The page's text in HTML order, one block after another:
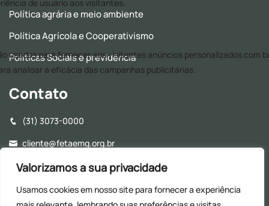
Valorizamos a sua privacidade
Usamos cookies em nosso site para fornecer a experiência
Política agrária e meio ambiente
Política Agrícola e Cooperativismo
Políticas Sociais e previdência
Contato
(31) 3073-0000
cliente@fetaemg.org.br
Rua Álvares Maciel, 154, Santa Efigênia - CEP: 30150-250 -
Horário de Funcionamento - 8h às 17h (Almoço: 12h às